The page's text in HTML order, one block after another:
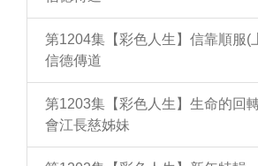
第1204集【彩色人生】信靠順服(
信德傳道
第1203集【彩色人生】生命的回
會江長慈姊妹